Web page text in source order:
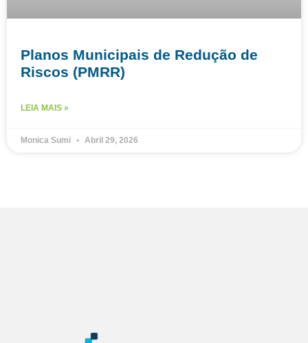
Planos Municipais de Redução de
Riscos (PMRR)
LEIA MAIS »
Monica Sumi Abril 29, 2026